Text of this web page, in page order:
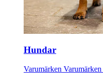
Hundar
Varumärken Varumärken